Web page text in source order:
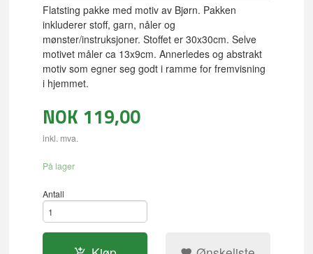
Flatsting pakke med motiv av Bjørn. Pakken
inkluderer stoff, garn, nåler og
mønster/instruksjoner. Stoffet er 30x30cm. Selve
motivet måler ca 13x9cm. Annerledes og abstrakt
motiv som egner seg godt i ramme for fremvisning
i hjemmet.
NOK 119,00
inkl. mva.
På lager
Antall